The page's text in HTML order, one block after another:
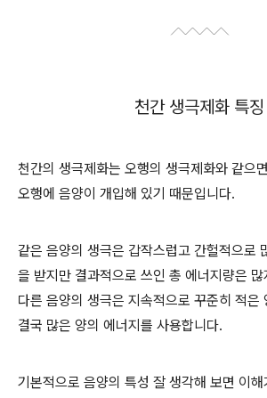
천간 생극제화 특징
천간의 생극제화는 오행의 생극제화와 같으
오행에 음양이 개입해 있기 때문입니다.
같은 음양의 생극은 갑작스럽고 간헐적으로
을 받지만 결과적으로 쓰인 총 에너지량은
다른 음양의 생극은 지속적으로 꾸준히 적은
결국 많은 양의 에너지를 사용합니다.
기본적으로 음양의 특성 잘 생각해 보면 이